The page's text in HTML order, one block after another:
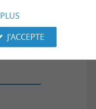
J'ACCEPTE